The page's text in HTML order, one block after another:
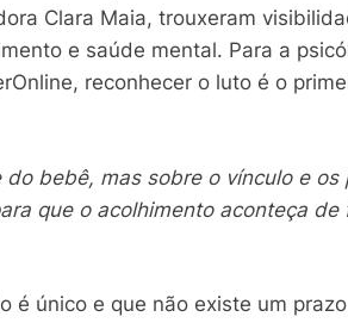
Clara Maia, trouxeram
e saúde mental. Para a
reconhecer o luto é o
bebê, mas sobre o vínculo e os
que o acolhimento aconteça de
é único e que não existe um